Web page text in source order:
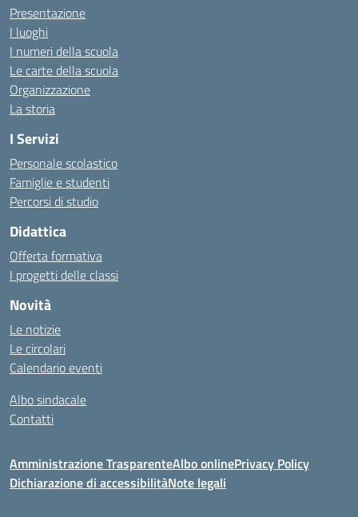
Presentazione
I luoghi
I numeri della scuola
Le carte della scuola
Organizzazione
La storia
I Servizi
Personale scolastico
Famiglie e studenti
Percorsi di studio
Didattica
Offerta formativa
I progetti delle classi
Novità
Le notizie
Le circolari
Calendario eventi
Albo sindacale
Contatti
Amministrazione TrasparenteAlbo onlinePrivacy Policy
Dichiarazione di accessibilitàNote legali